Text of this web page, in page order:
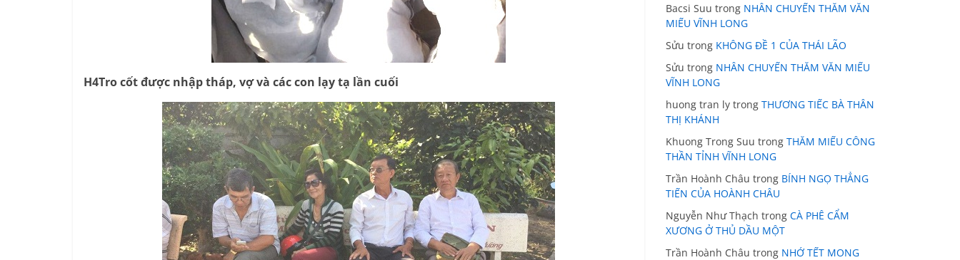
H4Tro cốt được nhập tháp, vợ và các con lạy tạ lần cuối
Bacsi Suu trong NHÂN CHUYẾN THĂM VĂN
MIẾU VĨNH LONG
Sửu trong KHÔNG ĐỀ 1 CỦA THÁI LÃO
Sửu trong NHÂN CHUYẾN THĂM VĂN MIẾU
VĨNH LONG
huong tran ly trong THƯƠNG TIẾC BÀ THÂN
THỊ KHÁNH
Khuong Trong Suu trong THĂM MIẾU CÔNG
THẦN TỈNH VĨNH LONG
Trần Hoành Châu trong BÍNH NGỌ THẲNG
TIẾN CỦA HOÀNH CHÂU
Nguyễn Như Thạch trong CÀ PHÊ CẨM
XƯƠNG Ở THỦ DẦU MỘT
Trần Hoành Châu trong NHỚ TẾT MONG